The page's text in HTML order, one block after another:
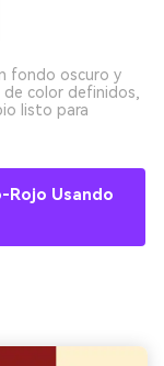
fondo oscuro y
de color definidos,
listo para
Rojo Usando